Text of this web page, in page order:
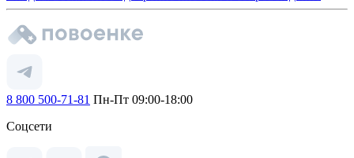
8 800 500-71-81 Пн-Пт 09:00-18:00
Соцсети